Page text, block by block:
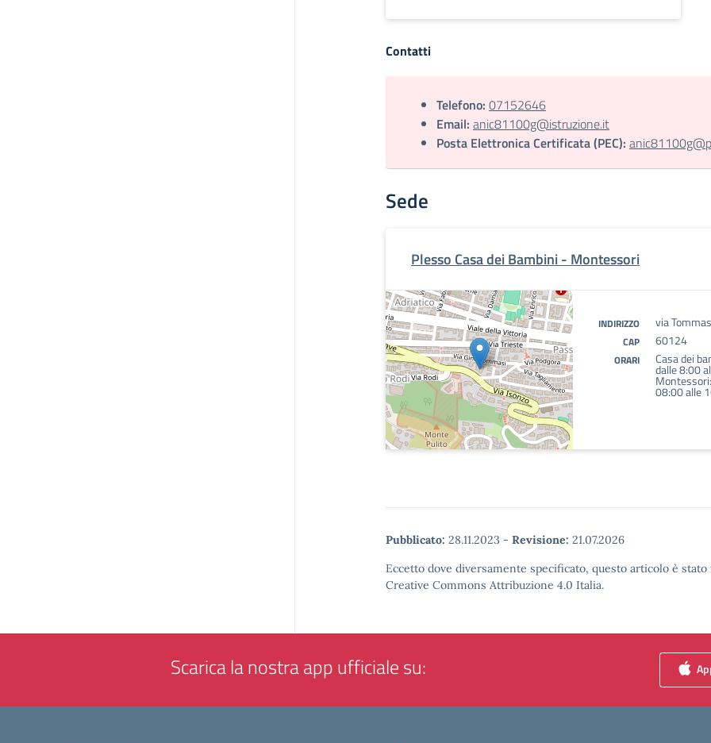
Contatti
Telefono: 07152646
Email: anic81100g@istruzione.it
Posta Elettronica Certificata (PEC):
Sede
Plesso Casa dei Bambini - Montessori
INDIRIZZO via
CAP 60124
ORARI Casa dei
dalle 8:00
08:00 alle
Pubblicato: 28.11.2023 - Revisione: 21.07.2026
Eccetto dove diversamente specificato, questo articolo è
Creative Commons Attribuzione 4.0 Italia.
Scarica la nostra app ufficiale su: